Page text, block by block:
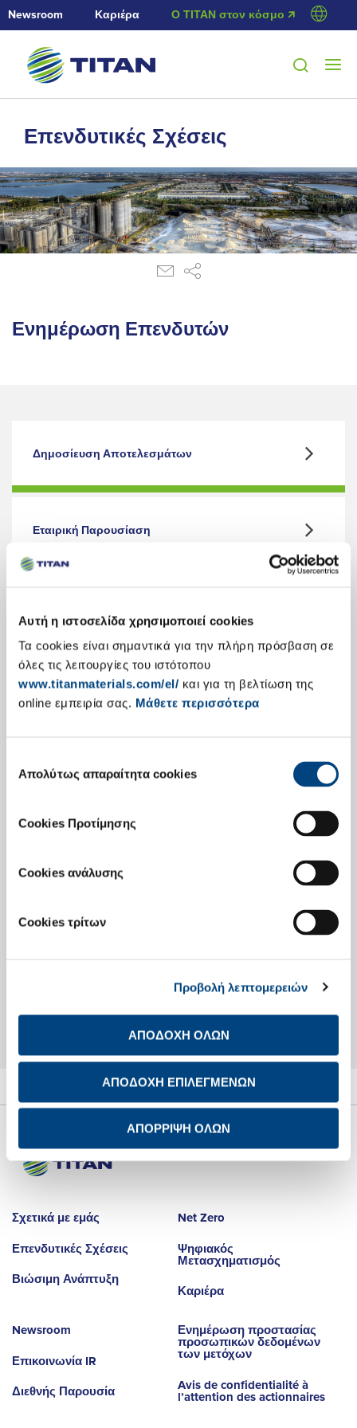
Αυτή η ιστοσελίδα χρησιμοποιεί cookies
Τα cookies είναι σημαντικά για την πλήρη πρόσβαση σε
όλες τις λειτουργίες του ιστότοπου
www.titanmaterials.com/el/ και για τη βελτίωση της
online εμπειρία σας. Μάθετε περισσότερα
συγκατάθεσης
Απολύτως απαραίτητα cookies
Cookies Προτίμησης
Cookies ανάλυσης
Cookies τρίτων
Προβολή λεπτομερειών
ΑΠΟΔΟΧΗ ΟΛΩΝ
ΑΠΟΔΟΧΗ ΕΠΙΛΕΓΜΕΝΩΝ
ΑΠΟΡΡΙΨΗ ΟΛΩΝ
Newsroom Καριέρα Ο ΤΙΤΑΝ στον κόσμο 🡭
Επενδυτικές Σχέσεις
Ενημέρωση Επενδυτών
Δημοσίευση Αποτελεσμάτων
Εταιρική Παρουσίαση
Ετήσιες Εκθέσεις Απολογισμού
Σχετικά με εμάς
Επενδυτικές Σχέσεις
Βιώσιμη Ανάπτυξη
Net Zero
Ψηφιακός
Μετασχηματισμός
Καριέρα
Newsroom
Επικοινωνία IR
Διεθνής Παρουσία
Ενημέρωση προστασίας
προσωπικών δεδομένων
των μετόχων
Avis de confidentialité à
l’attention des actionnaires